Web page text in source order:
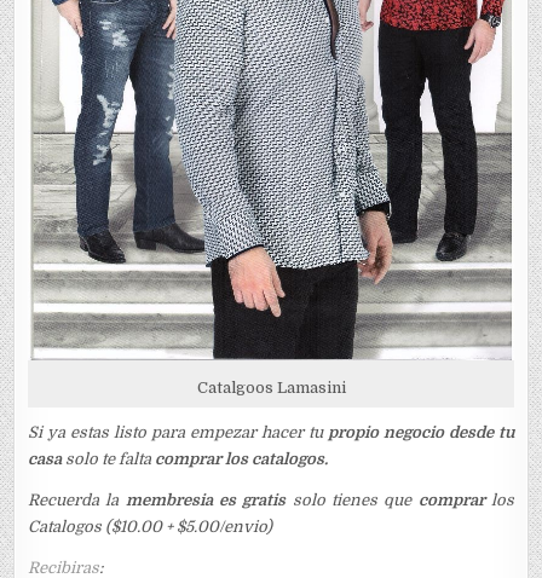
Catalgoos Lamasini
Si ya estas listo para empezar hacer tu propio negocio desde tu
casasolo te falta comprar los catalogos.
Recuerda la membresia es gratissolo tienes que comprarlos
Catalogos ($10.00 + $5.00/envio)
Recibiras: